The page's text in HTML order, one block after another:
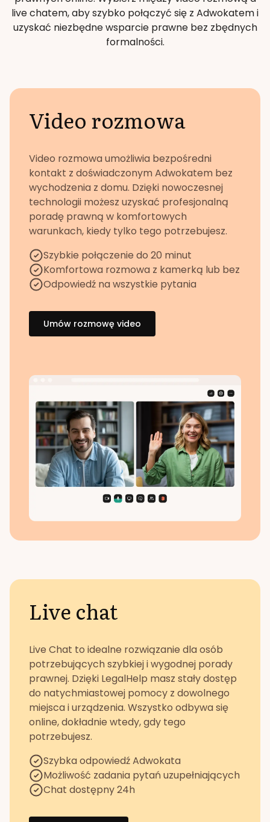
live chatem, aby szybko połączyć się z Adwokatem i
uzyskać niezbędne wsparcie prawne bez zbędnych
formalności.
Video rozmowa
Video rozmowa umożliwia bezpośredni
kontakt z doświadczonym Adwokatem bez
wychodzenia z domu. Dzięki nowoczesnej
technologii możesz uzyskać profesjonalną
poradę prawną w komfortowych
warunkach, kiedy tylko tego potrzebujesz.
Szybkie połączenie do 20 minut
Komfortowa rozmowa z kamerką lub bez
Odpowiedź na wszystkie pytania
Umów rozmowę video
Live chat
Live Chat to idealne rozwiązanie dla osób
potrzebujących szybkiej i wygodnej porady
prawnej. Dzięki LegalHelp masz stały dostęp
do natychmiastowej pomocy z dowolnego
miejsca i urządzenia. Wszystko odbywa się
online, dokładnie wtedy, gdy tego
potrzebujesz.
Szybka odpowiedź Adwokata
Możliwość zadania pytań uzupełniających
Chat dostępny 24h